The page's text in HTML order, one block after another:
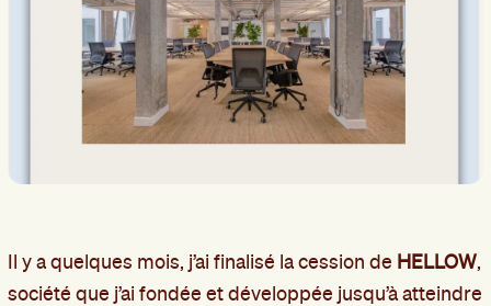
Il y a quelques mois, j’ai finalisé la cession de HELLOW,
société que j’ai fondée et développée jusqu’à atteindre